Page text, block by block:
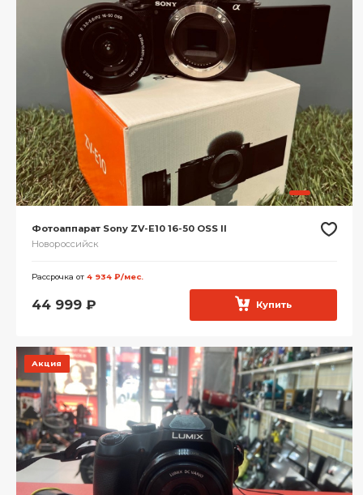
Фотоаппарат Sony ZV-E10 16-50 OSS II
Новороссийск
Рассрочка от 4 934 ₽/мес.
44 999 ₽ Купить
Акция